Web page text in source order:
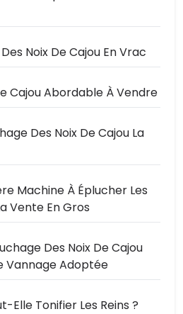
Noix De Cajou En Vrac
Cajou Abordable À Vendre
Des Noix De Cajou La
Machine À Éplucher Les
Vente En Gros
Des Noix De Cajou
Vannage Adoptée
Elle Tonifier Les Reins ?